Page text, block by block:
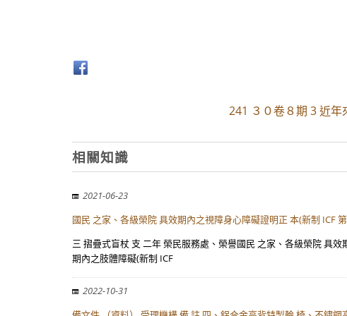
241 ３０卷８期 3 近
相關知識
2021-06-23
國民 之家、各級榮院 具效期內之視障身心障礙證明正 本(新制 ICF
三 摺疊式盲杖 支 二年 榮民服務處、榮譽國民 之家、各級榮院 具
期內之肢體障礙(新制 ICF
2022-10-31